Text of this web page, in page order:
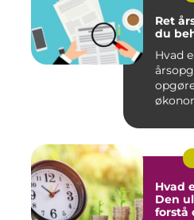
Ret
du
Hvad
Hvad
Den
forstå